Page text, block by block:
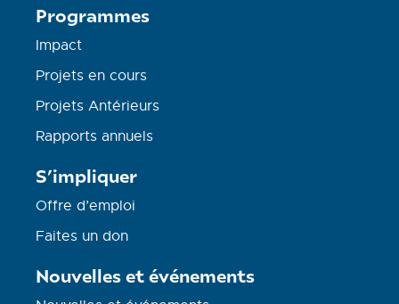
Programmes
Impact
Projets en cours
Projets Antérieurs
Rapports annuels
S’impliquer
Offre d’emploi
Faites un don
Nouvelles et événements